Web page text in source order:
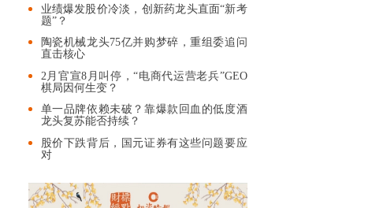
业绩爆发股价冷淡，创新药龙头直面“新考
题”？
陶瓷机械龙头75亿并购梦碎，重组委追问
直击核心
2月官宣8月叫停，“电商代运营老兵”GEO
棋局因何生变？
单一品牌依赖未破？靠爆款回血的低度酒
龙头复苏能否持续？
股价下跌背后，国元证券有这些问题要应
对